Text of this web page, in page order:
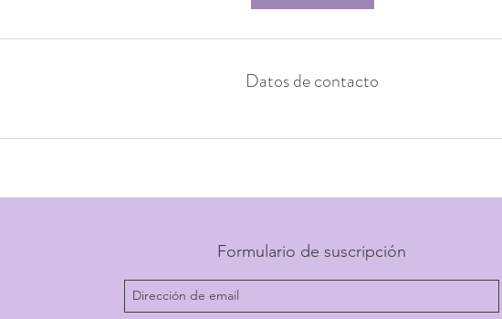
Datos de contacto
Formulario de suscripción